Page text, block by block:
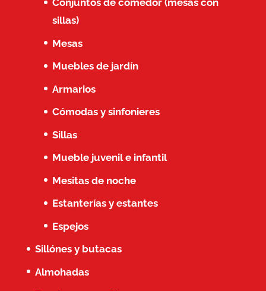
Conjuntos de comedor (mesas con
sillas)
Mesas
Muebles de jardín
Armarios
Cómodas y sinfonieres
Sillas
Mueble juvenil e infantil
Mesitas de noche
Estanterías y estantes
Espejos
Sillónes y butacas
Almohadas